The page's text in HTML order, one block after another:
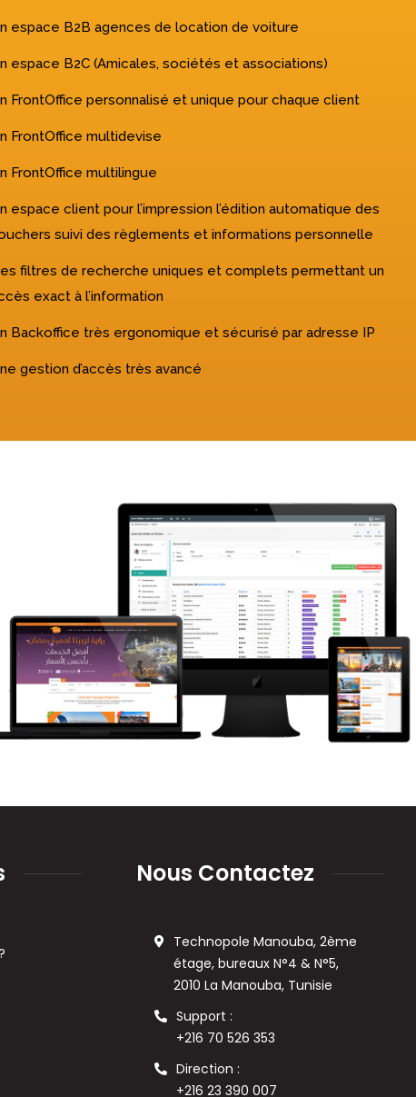
espace B2B agences de location de voiture
espace B2C (Amicales, sociétés et associations)
FrontOffice personnalisé et unique pour chaque client
FrontOffice multidevise
FrontOffice multilingue
espace client pour l’impression l’édition automatique des
suivi des règlements et informations personnelle
filtres de recherche uniques et complets permettant un
exact à l’information
Backoffice très ergonomique et sécurisé par adresse IP
gestion d’accès très avancé
Nous Contactez
Technopole Manouba, 2ème
étage, bureaux N°4 & N°5,
2010 La Manouba, Tunisie
Support :
+216 70 526 353
Direction :
+216 23 390 007